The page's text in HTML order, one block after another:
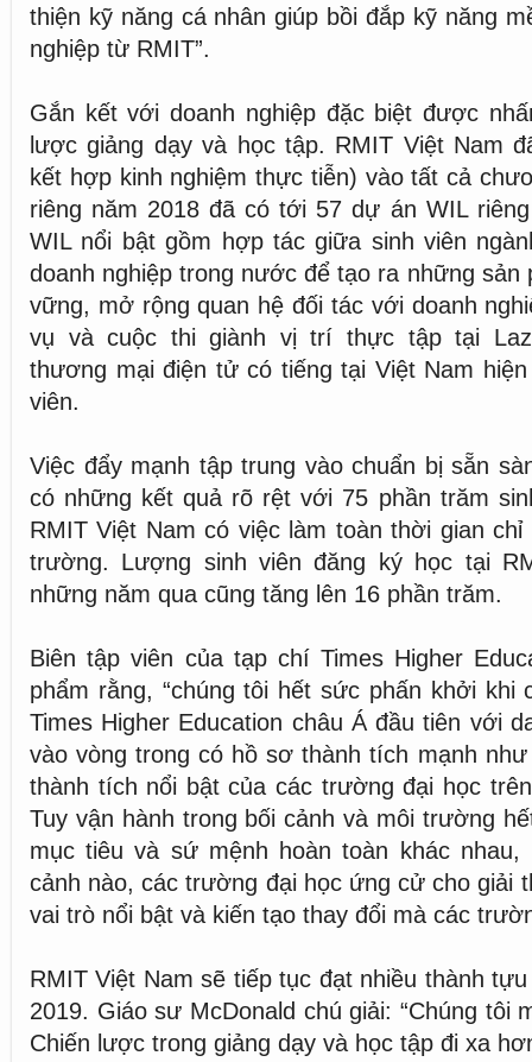
thiện kỹ năng cá nhân giúp bồi đắp kỹ năng
nghiệp từ RMIT”.
Gắn kết với doanh nghiệp đặc biệt được
lược giảng dạy và học tập. RMIT Việt Nam
kết hợp kinh nghiệm thực tiễn) vào tất cả
riêng năm 2018 đã có tới 57 dự án WIL
WIL nổi bật gồm hợp tác giữa sinh viên
doanh nghiệp trong nước để tạo ra những sản
vững, mở rộng quan hệ đối tác với doanh
vụ và cuộc thi giành vị trí thực tập tại
thương mại điện tử có tiếng tại Việt Nam
viên.
Việc đẩy mạnh tập trung vào chuẩn bị sẵn
có những kết quả rõ rệt với 75 phần trăm
RMIT Việt Nam có việc làm toàn thời gian
trường. Lượng sinh viên đăng ký học tại
những năm qua cũng tăng lên 16 phần trăm.
Biên tập viên của tạp chí Times Higher
phẩm rằng, “chúng tôi hết sức phấn khởi khi
Times Higher Education châu Á đầu tiên với
vào vòng trong có hồ sơ thành tích mạnh
thành tích nổi bật của các trường đại học
Tuy vận hành trong bối cảnh và môi trường
mục tiêu và sứ mệnh hoàn toàn khác nhau,
cảnh nào, các trường đại học ứng cử cho giải
vai trò nổi bật và kiến tạo thay đổi mà các
RMIT Việt Nam sẽ tiếp tục đạt nhiều thành
2019. Giáo sư McDonald chú giải: “Chúng tôi
Chiến lược trong giảng dạy và học tập đi xa